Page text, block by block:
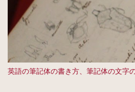
英語の筆記体の書き方、筆記体の文字